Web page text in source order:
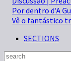
Por dentro d’A
Vê o fantástico
SECTIONS